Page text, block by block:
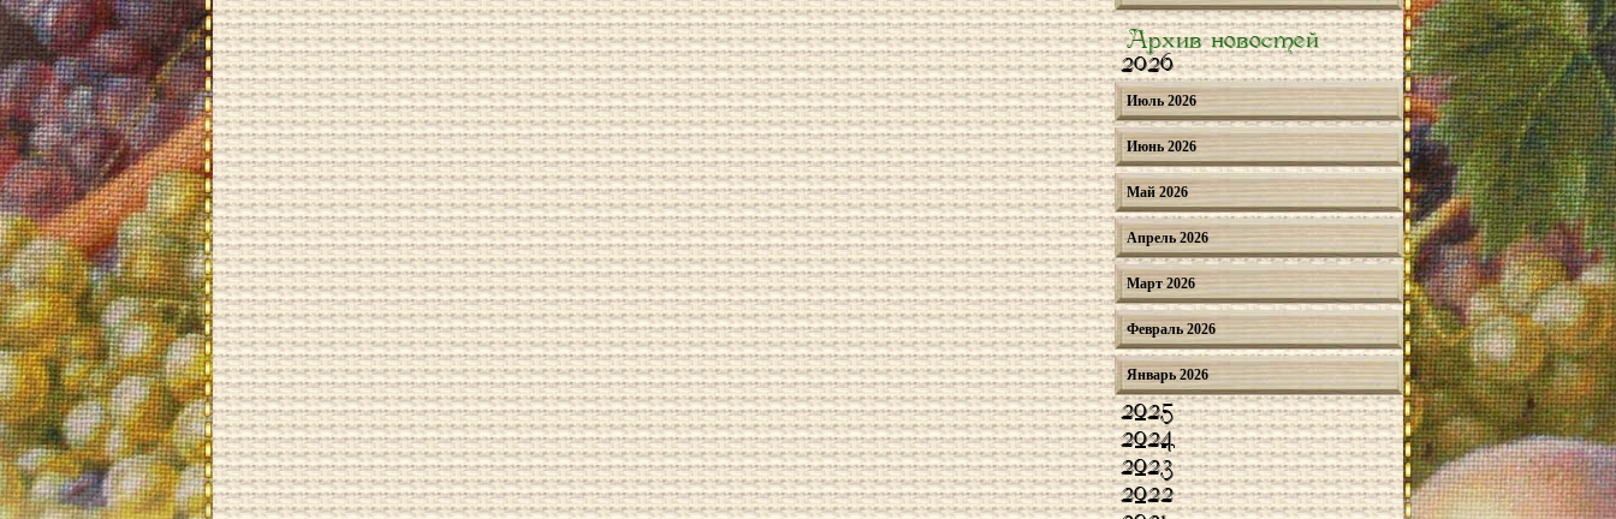
Архив новостей
2026
Июль 2026
Июнь 2026
Май 2026
Апрель 2026
Март 2026
Февраль 2026
Январь 2026
2025
2024
2023
2022